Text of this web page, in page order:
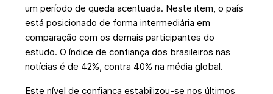
um período de queda acentuada. Neste item, o país
está posicionado de forma intermediária em
comparação com os demais participantes do
estudo. O índice de confiança dos brasileiros nas
notícias é de 42%, contra 40% na média global.
Este nível de confiança estabilizou-se nos últimos